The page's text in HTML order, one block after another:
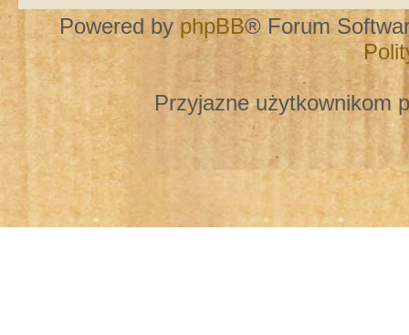
Powered by phpBB® Forum
Przyjazne użytkownikom